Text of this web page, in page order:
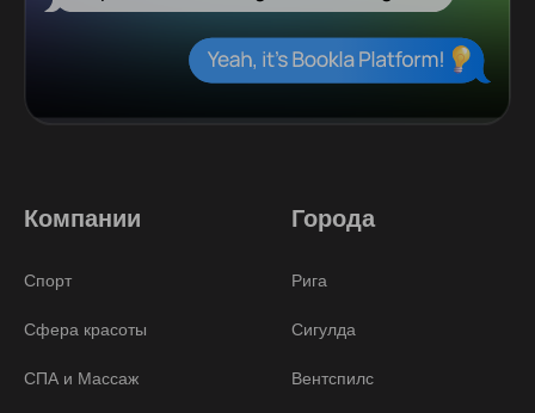
Компании
Спорт
Сфера красоты
СПА и Массаж
Города
Рига
Сигулда
Вентспилс